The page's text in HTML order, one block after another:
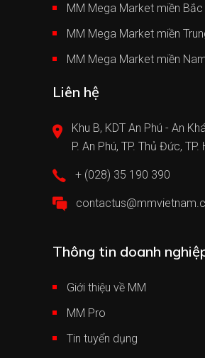
MM Mega Market miền Bắc
MM Mega Market miền
MM Mega Market miền
Liên hệ
Khu B, KDT An Phú - An
P. An Phú, TP. Thủ Đức, TP.
+ (028) 35 190 390
Thông tin doanh
Giới thiệu về MM
MM Pro
Tin tuyển dụng